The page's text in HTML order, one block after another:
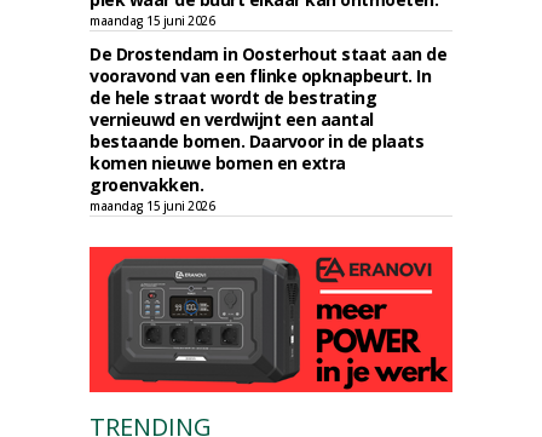
maandag 15 juni 2026
De Drostendam in Oosterhout staat aan de
vooravond van een flinke opknapbeurt. In
de hele straat wordt de bestrating
vernieuwd en verdwijnt een aantal
bestaande bomen. Daarvoor in de plaats
komen nieuwe bomen en extra
groenvakken.
maandag 15 juni 2026
TRENDING